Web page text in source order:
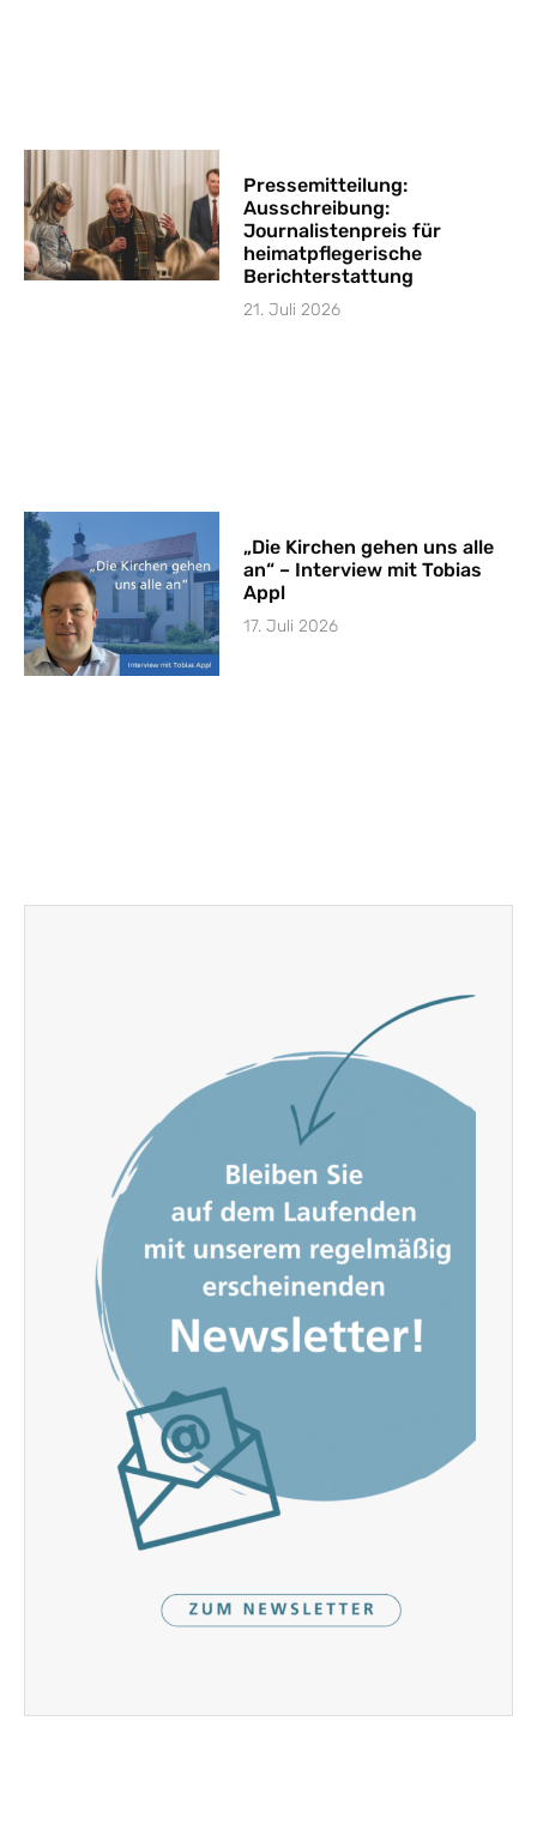
Pressemitteilung:
Ausschreibung:
Journalistenpreis für
heimatpflegerische
Berichterstattung
21. Juli 2026
„Die Kirchen gehen uns alle
an“ – Interview mit Tobias
Appl
17. Juli 2026